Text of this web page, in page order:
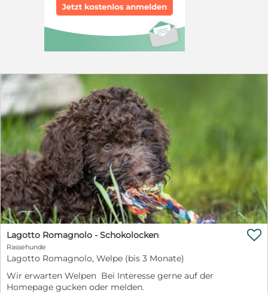
Lagotto Romagnolo - Schokolocken
Rassehunde
Lagotto Romagnolo, Welpe (bis 3 Monate)
Wir erwarten Welpen Bei Interesse gerne auf der
Homepage gucken oder melden.
